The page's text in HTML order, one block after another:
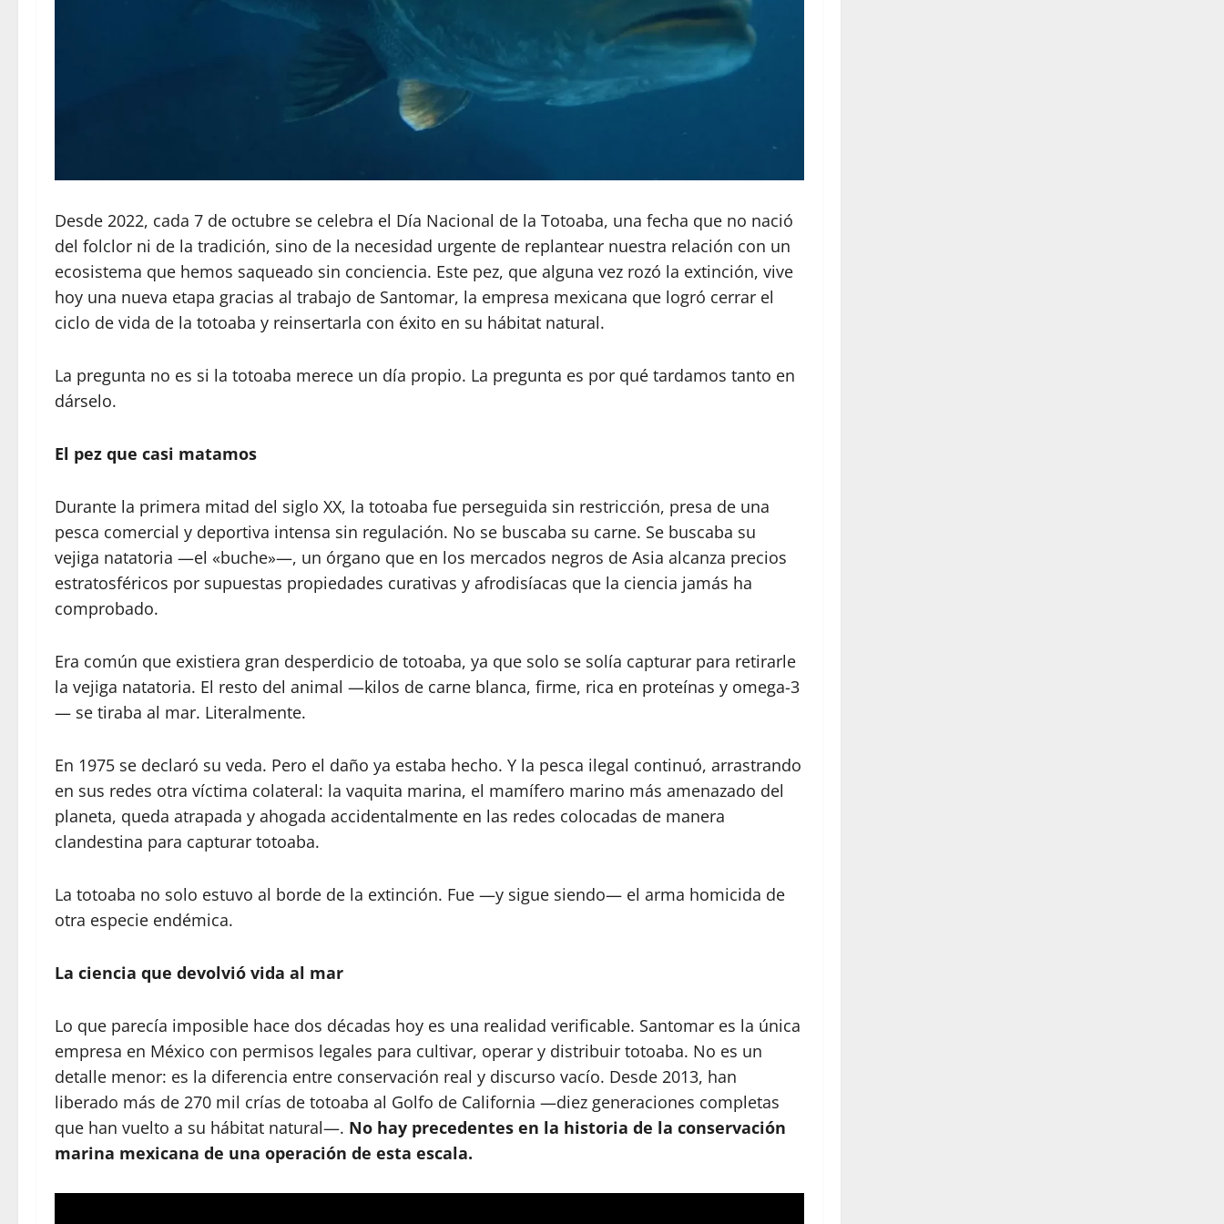
Desde 2022, cada 7 de octubre se celebra el Día Nacional de la Totoaba, una fecha que no nació
del folclor ni de la tradición, sino de la necesidad urgente de replantear nuestra relación con un
ecosistema que hemos saqueado sin conciencia. Este pez, que alguna vez rozó la extinción, vive
hoy una nueva etapa gracias al trabajo de Santomar, la empresa mexicana que logró cerrar el
ciclo de vida de la totoaba y reinsertarla con éxito en su hábitat natural.
La pregunta no es si la totoaba merece un día propio. La pregunta es por qué tardamos tanto en
dárselo.
El pez que casi matamos
Durante la primera mitad del siglo XX, la totoaba fue perseguida sin restricción, presa de una
pesca comercial y deportiva intensa sin regulación. No se buscaba su carne. Se buscaba su
vejiga natatoria —el «buche»—, un órgano que en los mercados negros de Asia alcanza precios
estratosféricos por supuestas propiedades curativas y afrodisíacas que la ciencia jamás ha
comprobado.
Era común que existiera gran desperdicio de totoaba, ya que solo se solía capturar para retirarle
la vejiga natatoria. El resto del animal —kilos de carne blanca, firme, rica en proteínas y omega-3
— se tiraba al mar. Literalmente.
En 1975 se declaró su veda. Pero el daño ya estaba hecho. Y la pesca ilegal continuó, arrastrando
en sus redes otra víctima colateral: la vaquita marina, el mamífero marino más amenazado del
planeta, queda atrapada y ahogada accidentalmente en las redes colocadas de manera
clandestina para capturar totoaba.
La totoaba no solo estuvo al borde de la extinción. Fue —y sigue siendo— el arma homicida de
otra especie endémica.
La ciencia que devolvió vida al mar
Lo que parecía imposible hace dos décadas hoy es una realidad verificable. Santomar es la única
empresa en México con permisos legales para cultivar, operar y distribuir totoaba. No es un
detalle menor: es la diferencia entre conservación real y discurso vacío. Desde 2013, han
liberado más de 270 mil crías de totoaba al Golfo de California —diez generaciones completas
que han vuelto a su hábitat natural—. No hay precedentes en la historia de la conservación
marina mexicana de una operación de esta escala.